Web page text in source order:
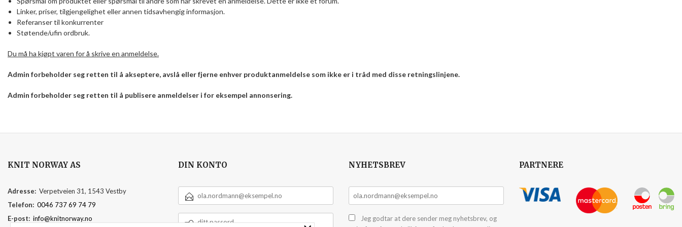
Linker, priser, tilgjengelighet eller annen tidsavhengig informasjon.
Referanser til konkurrenter
Støtende/ufin ordbruk.
Du må ha kjøpt varen for å skrive en anmeldelse.
Admin forbeholder seg retten til å akseptere, avslå eller fjerne enhver produktanmeldelse som ikke er i tråd med disse retningslinjene.
Admin forbeholder seg retten til å publisere anmeldelser i for eksempel annonsering.
KNIT NORWAY AS
Adresse: Verpetveien 31, 1543 Vestby
Telefon: 0046 737 69 74 79
E-post: info@knitnorway.no
DIN KONTO
POSTADRESSE
NYHETSBREV
Jeg godtar at dere sender meg nyhetsbrev, og
PARTNERE